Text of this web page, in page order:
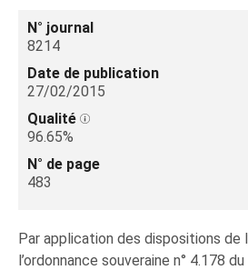
N° journal
8214
Date de publication
27/02/2015
Qualité
96.65%
N° de page
483
Par application des dispositions de
l’ordonnance souveraine n° 4.178